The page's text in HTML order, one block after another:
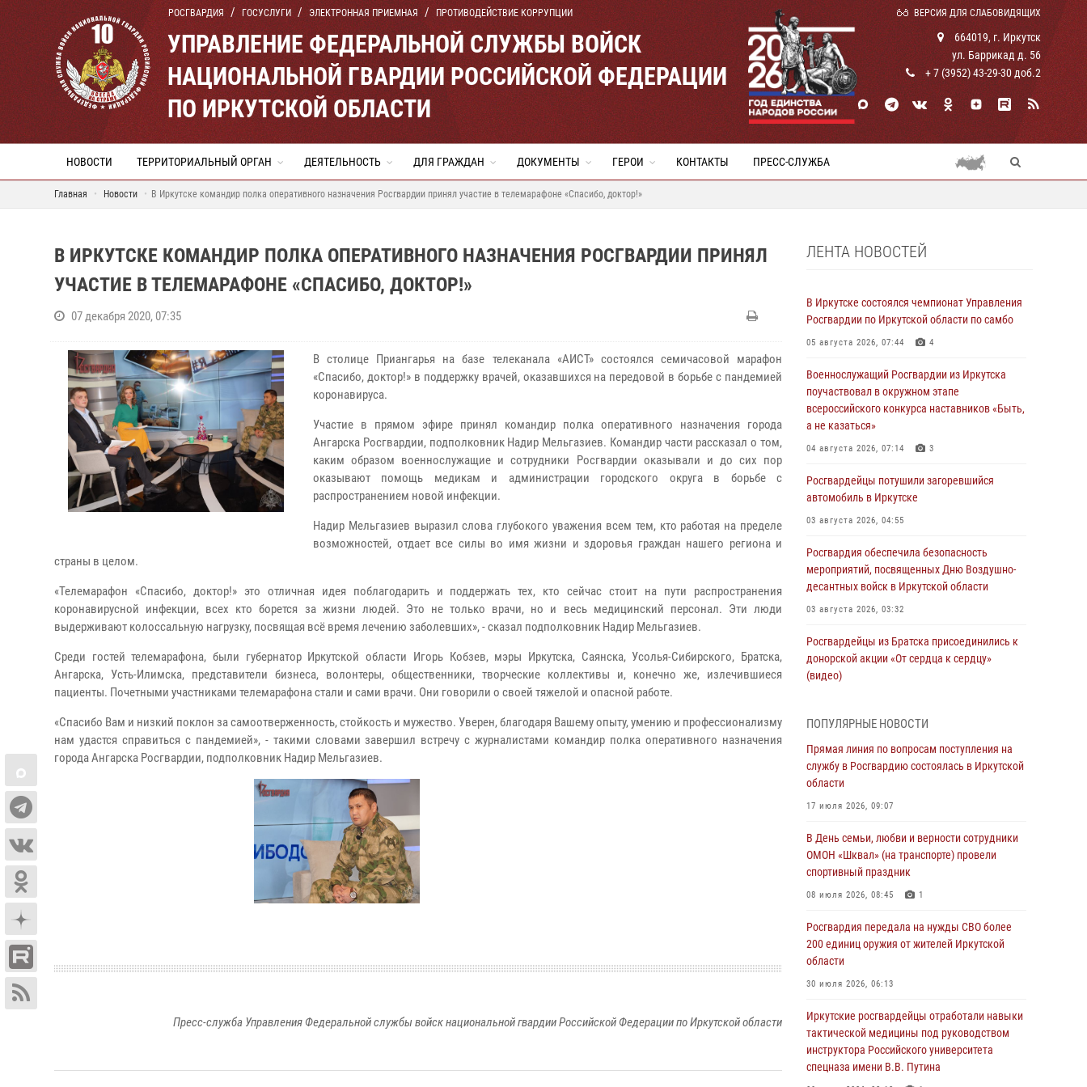
РОСГВАРДИЯ ГОСУСЛУГИ ЭЛЕКТРОННАЯ ПРИЕМНАЯ ПРОТИВОДЕЙСТВИЕ КОРРУПЦИИ ВЕРСИЯ ДЛЯ СЛАБОВИДЯЩИХ
УПРАВЛЕНИЕ ФЕДЕРАЛЬНОЙ СЛУЖБЫ ВОЙСК
НАЦИОНАЛЬНОЙ ГВАРДИИ РОССИЙСКОЙ ФЕДЕРАЦИИ
ПО ИРКУТСКОЙ ОБЛАСТИ
664019, г. Иркутск
ул. Баррикад д. 56
+ 7 (3952) 43-29-30 доб.2
НОВОСТИ ТЕРРИТОРИАЛЬНЫЙ ОРГАН ДЕЯТЕЛЬНОСТЬ ДЛЯ ГРАЖДАН ДОКУМЕНТЫ ГЕРОИ КОНТАКТЫ ПРЕСС-СЛУЖБА
Главная Новости В Иркутске командир полка оперативного назначения Росгвардии принял участие в телемарафоне «Спасибо, доктор!»
В ИРКУТСКЕ КОМАНДИР ПОЛКА ОПЕРАТИВНОГО НАЗНАЧЕНИЯ РОСГВАРДИИ ПРИНЯЛ
УЧАСТИЕ В ТЕЛЕМАРАФОНЕ «СПАСИБО, ДОКТОР!»
07 декабря 2020, 07:35
В столице Приангарья на базе телеканала «АИСТ» состоялся семичасовой марафон
«Спасибо, доктор!» в поддержку врачей, оказавшихся на передовой в борьбе с пандемией
коронавируса.
Участие в прямом эфире принял командир полка оперативного назначения города
Ангарска Росгвардии, подполковник Надир Мельгазиев. Командир части рассказал о том,
каким образом военнослужащие и сотрудники Росгвардии оказывали и до сих пор
оказывают помощь медикам и администрации городского округа в борьбе с
распространением новой инфекции.
Надир Мельгазиев выразил слова глубокого уважения всем тем, кто работая на пределе
возможностей, отдает все силы во имя жизни и здоровья граждан нашего региона и
страны в целом.
«Телемарафон «Спасибо, доктор!» это отличная идея поблагодарить и поддержать тех, кто сейчас стоит на пути распространения
коронавирусной инфекции, всех кто борется за жизни людей. Это не только врачи, но и весь медицинский персонал. Эти люди
выдерживают колоссальную нагрузку, посвящая всё время лечению заболевших», - сказал подполковник Надир Мельгазиев.
Среди гостей телемарафона, были губернатор Иркутской области Игорь Кобзев, мэры Иркутска, Саянска, Усолья-Сибирского, Братска,
Ангарска, Усть-Илимска, представители бизнеса, волонтеры, общественники, творческие коллективы и, конечно же, излечившиеся
пациенты. Почетными участниками телемарафона стали и сами врачи. Они говорили о своей тяжелой и опасной работе.
«Спасибо Вам и низкий поклон за самоотверженность, стойкость и мужество. Уверен, благодаря Вашему опыту, умению и профессионализму
нам удастся справиться с пандемией», - такими словами завершил встречу с журналистами командир полка оперативного назначения
города Ангарска Росгвардии, подполковник Надир Мельгазиев.
Пресс-служба Управления Федеральной службы войск национальной гвардии Российской Федерации по Иркутской области
ЛЕНТА НОВОСТЕЙ
В Иркутске состоялся чемпионат Управления
Росгвардии по Иркутской области по самбо
05 августа 2026, 07:44 4
Военнослужащий Росгвардии из Иркутска
поучаствовал в окружном этапе
всероссийского конкурса наставников «Быть,
а не казаться»
04 августа 2026, 07:14 3
Росгвардейцы потушили загоревшийся
автомобиль в Иркутске
03 августа 2026, 04:55
Росгвардия обеспечила безопасность
мероприятий, посвященных Дню Воздушно-
десантных войск в Иркутской области
03 августа 2026, 03:32
Росгвардейцы из Братска присоединились к
донорской акции «От сердца к сердцу»
(видео)
Сотрудники Росгвардии нашли и вернули
родственникам пропавшую пожилую
женщину в Иркутске
30 июля 2026, 07:37
200 единиц оружия от жителей Иркутской
области
30 июля 2026, 06:13
Иркутской области провели рейды по
соблюдению миграционного
законодательства
30 июля 2026, 04:19
В честь 10-летия Росгвардии сотрудники
вневедомственной охраны из Ангарска
познакомили отдыхающих детского лагеря со
службой в ведомстве
ПОПУЛЯРНЫЕ НОВОСТИ
Прямая линия по вопросам поступления на
службу в Росгвардию состоялась в Иркутской
области
17 июля 2026, 09:07
В День семьи, любви и верности сотрудники
ОМОН «Шквал» (на транспорте) провели
спортивный праздник
08 июля 2026, 08:45 1
Росгвардия передала на нужды СВО более
200 единиц оружия от жителей Иркутской
области
30 июля 2026, 06:13
Иркутские росгвардейцы отработали навыки
тактической медицины под руководством
инструктора Российского университета
спецназа имени В.В. Путина